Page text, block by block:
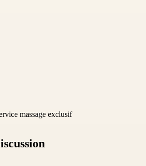
massage exclusif